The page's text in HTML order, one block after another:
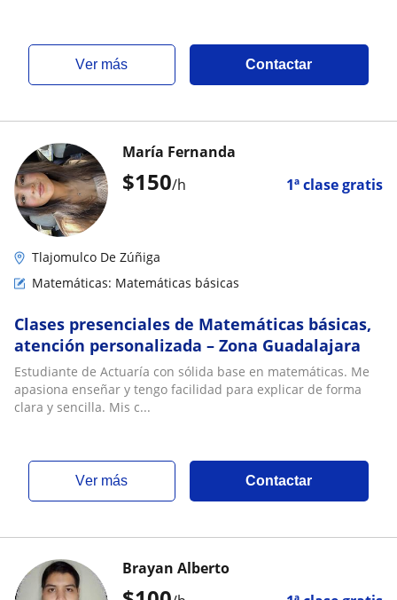
ver más Contactar
$150/h 1ª clase gratis
María Fernanda
Tlajomulco De Zúñiga
Matemáticas: Matemáticas básicas
Clases presenciales de Matemáticas básicas,
atención personalizada – Zona Guadalajara
Estudiante de Actuaría con sólida base en matemáticas. Me
apasiona enseñar y tengo facilidad para explicar de forma
clara y sencilla. Mis c...
ver más Contactar
Brayan Alberto